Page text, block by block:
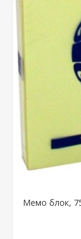
Мемо блок,